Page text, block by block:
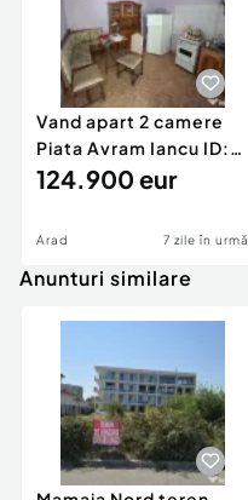
Vand apart 2 camere
Piata Avram Iancu ID:
RH-45526-property
124.900 eur
Arad 7 zile în urmă
Anunturi similare